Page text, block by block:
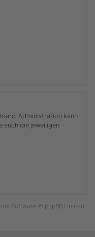
Administration kann
auch die jeweiligen
Software © phpBB Limited